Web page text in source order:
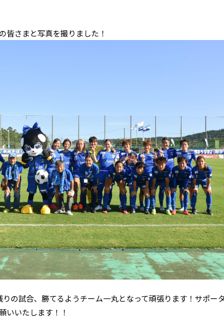
皆さまと写真を撮りました！
の試合、勝てるようチーム一丸となって頑張ります！サポー
いいたします！！